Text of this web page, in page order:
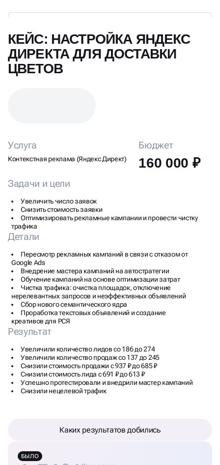
КЕЙС: НАСТРОЙКА ЯНДЕКС
ДИРЕКТА ДЛЯ ДОСТАВКИ
ЦВЕТОВ
Услуга
Контекстная реклама (Яндекс Директ)
Бюджет
160 000 ₽
Задачи и цели
Увеличить число заявок
Снизить стоимость заявки
Оптимизировать рекламные кампании и провести чистку
трафика
Детали
Пересмотр рекламных кампаний в связи с отказом от
Google Ads
Внедрение мастера кампаний на автостратегии
Обучение кампаний на основе оптимизации затрат
Чистка трафика: очистка площадок, отключение
нерелевантных запросов и неэффективных объявлений
Сбор нового семантического ядра
Проработка текстовых объявлений и создание
креативов для РСЯ
Результат
Увеличили количество лидов со 186 до 274
Увеличили количество продаж со 137 до 245
Снизили стоимость продажи с 937 ₽ до 685 ₽
Снизили стоимость лида с 691 ₽ до 613 ₽
Успешно протестировали и внедрили мастер кампаний
Снизили нецелевой трафик
Каких результатов добились
БЫЛО